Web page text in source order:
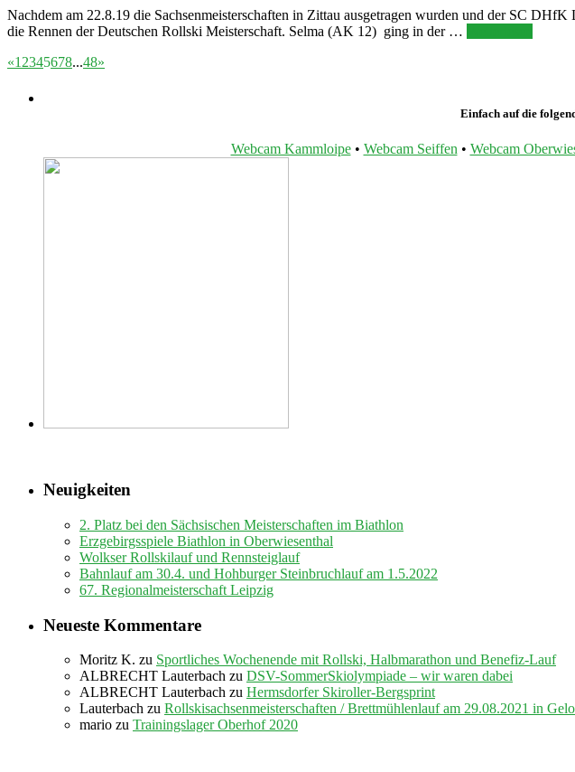
Nachdem am 22.8.19 die Sachsenmeisterschaften in Zittau ausgetragen wurden und der SC
die Rennen der Deutschen Rollski Meisterschaft. Selma (AK 12) ging in der …
«1 2345678...48»
Einfach auf die
Webcam Kammloipe• Webcam Seiffen• Webcam
Neuigkeiten
2. Platz bei den Sächsischen Meisterschaften im Biathlon
Erzgebirgsspiele Biathlon in Oberwiesenthal
Wolkser Rollskilauf und Rennsteiglauf
Bahnlauf am 30.4. und Hohburger Steinbruchlauf am 1.5.2022
67. Regionalmeisterschaft Leipzig
Neueste Kommentare
Moritz K. zu Sportliches Wochenende mit Rollski, Halbmarathon und Benefiz-Lauf
ALBRECHT Lauterbach zu DSV-SommerSkiolympiade – wir waren dabei
ALBRECHT Lauterbach zu Hermsdorfer Skiroller-Bergsprint
Lauterbach zu Rollskisachsenmeisterschaften / Brettmühlenlauf am 29.08.2021 in
mario zu Trainingslager Oberhof 2020